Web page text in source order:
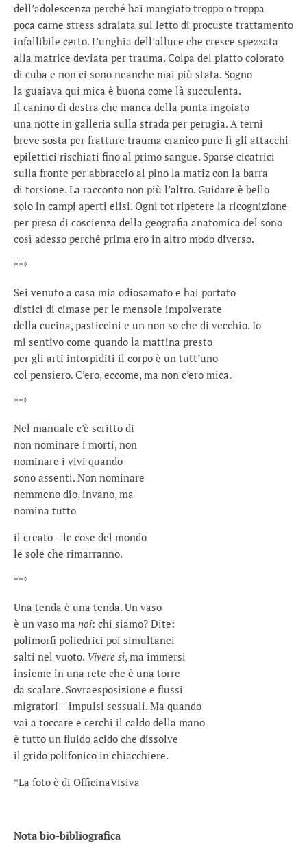
dell’adolescenza perché hai mangiato troppo o troppa
poca carne stress sdraiata sul letto di procuste trattamento
infallibile certo. L’unghia dell’alluce che cresce spezzata
alla matrice deviata per trauma. Colpa del piatto colorato
di cuba e non ci sono neanche mai più stata. Sogno
la guaiava qui mica è buona come là succulenta.
Il canino di destra che manca della punta ingoiato
una notte in galleria sulla strada per perugia. A terni
breve sosta per fratture trauma cranico pure lì gli attacchi
epilettici rischiati fino al primo sangue. Sparse cicatrici
sulla fronte per abbraccio al pino la matiz con la barra
di torsione. La racconto non più l’altro. Guidare è bello
solo in campi aperti elisi. Ogni tot ripetere la ricognizione
per presa di coscienza della geografia anatomica del sono
così adesso perché prima ero in altro modo diverso.
***
Sei venuto a casa mia odiosamato e hai portato
distici di cimase per le mensole impolverate
della cucina, pasticcini e un non so che di vecchio. Io
mi sentivo come quando la mattina presto
per gli arti intorpiditi il corpo è un tutt’uno
col pensiero. C’ero, eccome, ma non c’ero mica.
***
Nel manuale c’è scritto di
non nominare i morti, non
nominare i vivi quando
sono assenti. Non nominare
nemmeno dio, invano, ma
nomina tutto
il creato – le cose del mondo
le sole che rimarranno.
***
Una tenda è una tenda. Un vaso
è un vaso ma noi: chi siamo? Dite:
polimorfi poliedrici poi simultanei
salti nel vuoto. Vivere sì, ma immersi
insieme in una rete che è una torre
da scalare. Sovraesposizione e flussi
migratori – impulsi sessuali. Ma quando
vai a toccare e cerchi il caldo della mano
è tutto un fluido acido che dissolve
il grido polifonico in chiacchiere.
*La foto è di OfficinaVisiva
Nota bio-bibliografica